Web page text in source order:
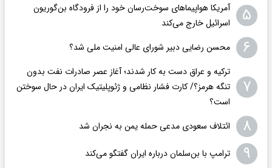
۵
آمریکا هواپیماهای سوخت‌رسان خود را از فرودگاه بن‌گوریون
اسرائیل خارج می‌کند
۶ محسن رضایی دبیر شورای عالی امنیت ملی شد؟
۷
ترکیه و عراق دست به کار شدند؛ آغاز عصر صادرات نفت بدون
تنگه هرمز؟/ کارت فشار نظامی و ژئوپلیتیک ایران در حال سوختن
است؟
۸ ائتلاف سعودی مدعی حمله یمن به نجران شد
۹ ترامپ با بن‌سلمان درباره ایران گفتگو می‌کند